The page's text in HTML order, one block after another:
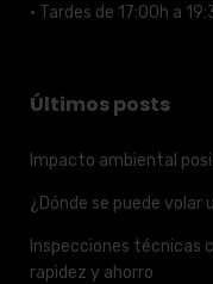
· Tardes de 17:00h a
Últimos posts
Impacto ambiental
¿Dónde se puede volar
Inspecciones técnicas
rapidez y ahorro